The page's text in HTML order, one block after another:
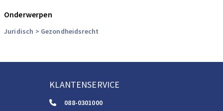
Onderwerpen
Juridisch > Gezondheidsrecht
KLANTENSERVICE
088-0301000